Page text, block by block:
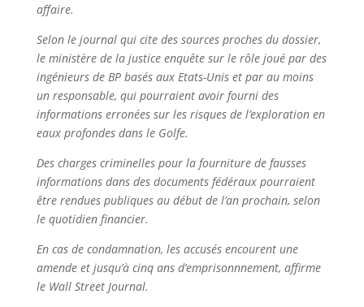
affaire.
Selon le journal qui cite des sources proches du dossier,
le ministère de la justice enquête sur le rôle joué par des
ingénieurs de BP basés aux Etats-Unis et par au moins
un responsable, qui pourraient avoir fourni des
informations erronées sur les risques de l’exploration en
eaux profondes dans le Golfe.
Des charges criminelles pour la fourniture de fausses
informations dans des documents fédéraux pourraient
être rendues publiques au début de l’an prochain, selon
le quotidien financier.
En cas de condamnation, les accusés encourent une
amende et jusqu’à cinq ans d’emprisonnnement, affirme
le Wall Street Journal.